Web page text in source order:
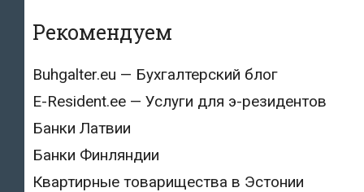
Рекомендуем
Buhgalter.eu — Бухгалтерский блог
E-Resident.ee — Услуги для э-резидентов
Банки Латвии
Банки Финляндии
Квартирные товарищества в Эстонии